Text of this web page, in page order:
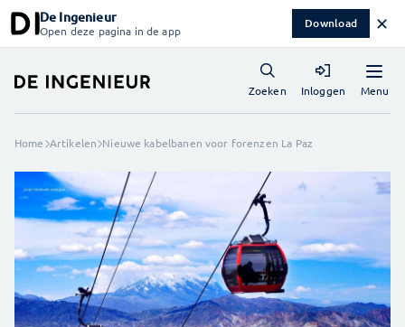
De Ingenieur
Open deze pagina in de app Download ✕
Menu
Zoeken Inloggen
Home Artikelen Nieuwe kabelbanen voor forenzen La Paz